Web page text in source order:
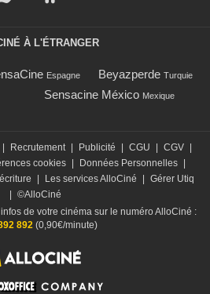
À L'ÉTRANGER
Espagne Beyazperde Turquie
Sensacine México Mexique
| Recrutement | Publicité | CGU | CGV |
cookies | Données Personnelles |
| Les services AlloCiné | Gérer Utiq
| ©AlloCiné
de votre cinéma sur le numéro AlloCiné :
892 (0,90€/minute)